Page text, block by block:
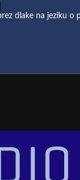
dlake na jeziku o